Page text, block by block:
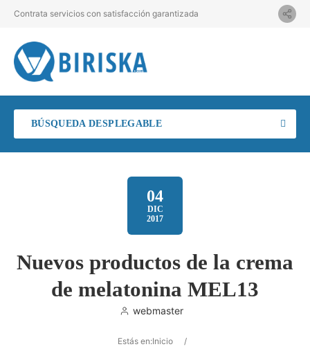
Contrata servicios con satisfacción garantizada
BÚSQUEDA DESPLEGABLE
04
DIC
2017
Nuevos productos de la crema
de melatonina MEL13
webmaster
Estás en:Inicio
/